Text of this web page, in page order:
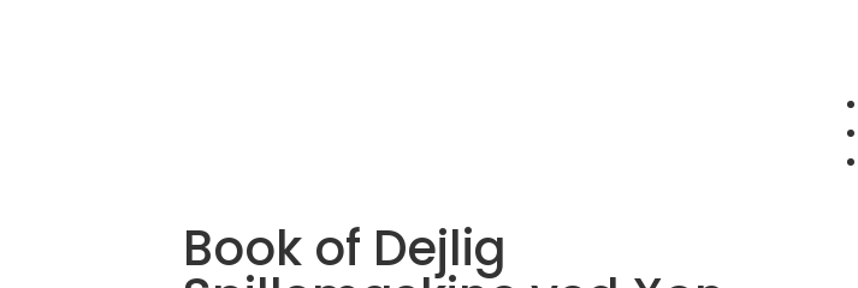
Book of Dejlig